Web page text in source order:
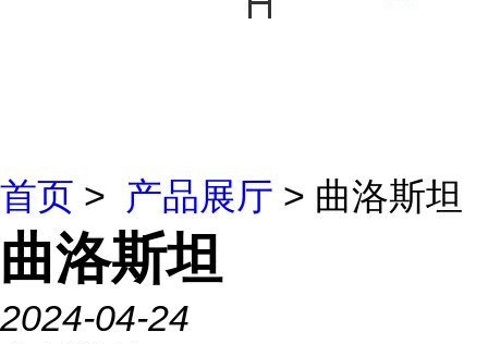
首页 > 产品展厅 > 曲洛斯坦
曲洛斯坦
2024-04-24